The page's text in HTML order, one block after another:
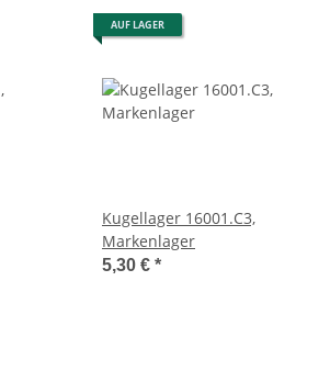
AUF LAGER
Kugellager 16001.C3,
Markenlager
5,30 € *